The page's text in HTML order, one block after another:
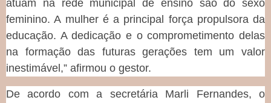
atuam na rede municipal de ensino são do sexo
feminino. A mulher é a principal força propulsora da
educação. A dedicação e o comprometimento delas
na formação das futuras gerações tem um valor
inestimável,” afirmou o gestor.
De acordo com a secretária Marli Fernandes, o